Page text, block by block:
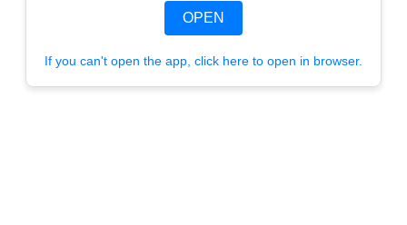
OPEN
If you can't open the app, click here to open in browser.